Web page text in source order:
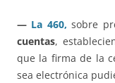
— La 460, sobre
cuentas,
que la firma de la
sea electrónica